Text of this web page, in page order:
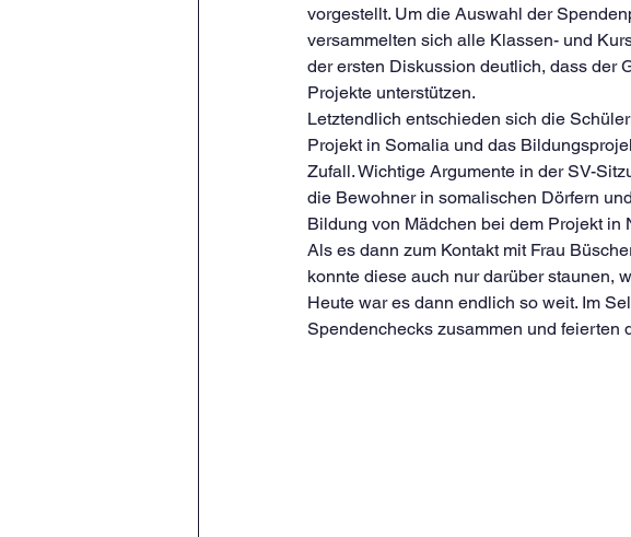
vorgestellt. Um die Auswahl der
versammelten sich alle Klassen- und
der ersten Diskussion deutlich, dass der
Projekte unterstützen.
Letztendlich entschieden sich die
Projekt in Somalia und das
Zufall. Wichtige Argumente in der SV-
die Bewohner in somalischen Dörfern
Bildung von Mädchen bei dem Projekt in
Als es dann zum Kontakt mit Frau
konnte diese auch nur darüber staunen,
Heute war es dann endlich so weit. Im
Spendenchecks zusammen und feierten